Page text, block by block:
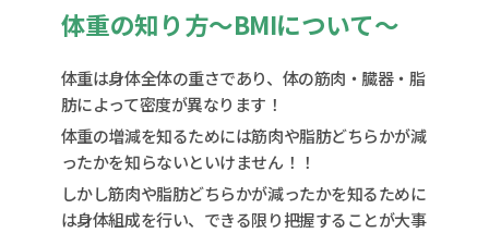
体重の知り方〜BMIについて〜
体重は身体全体の重さであり、体の筋肉・臓器・脂
肪によって密度が異なります！
体重の増減を知るためには筋肉や脂肪どちらかが減
ったかを知らないといけません！！
しかし筋肉や脂肪どちらかが減ったかを知るために
は身体組成を行い、できる限り把握することが大事